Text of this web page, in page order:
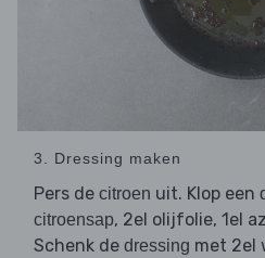
3. Dressing maken
Pers de citroen uit. Klop een
citroensap, 2el olijfolie, 1el
Schenk de dressing met 2el